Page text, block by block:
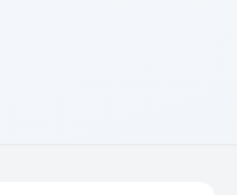
деятельности,
опытные
знания, но также